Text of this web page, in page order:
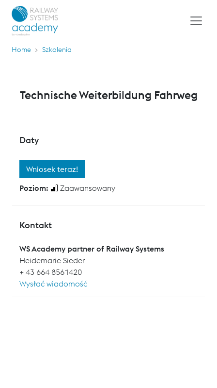
Home Szkolenia
Technische Weiterbildung Fahrweg
Daty
Wniosek teraz!
Poziom:
Zaawansowany
Kontakt
WS Academy partner of Railway Systems
Heidemarie Sieder
+ 43 664 8561420
Wysłać wiadomość